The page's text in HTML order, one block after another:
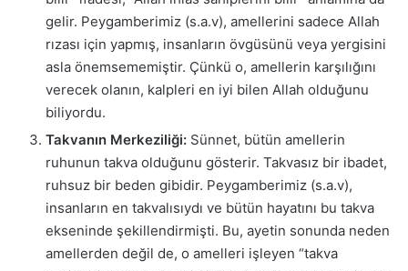
gelir. Peygamberimiz (s.a.v), amellerini sadece Allah
rızası için yapmış, insanların övgüsünü veya yergisini
asla önemsememiştir. Çünkü o, amellerin karşılığını
verecek olanın, kalpleri en iyi bilen Allah olduğunu
biliyordu.
Takvanın Merkeziliği: Sünnet, bütün amellerin
ruhunun takva olduğunu gösterir. Takvasız bir ibadet,
ruhsuz bir beden gibidir. Peygamberimiz (s.a.v),
insanların en takvalısıydı ve bütün hayatını bu takva
ekseninde şekillendirmişti. Bu, ayetin sonunda neden
amellerden değil de, o amelleri işleyen “takva